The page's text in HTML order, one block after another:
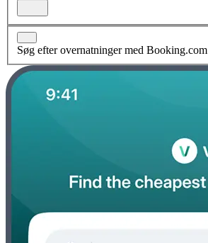
Søg efter overnatninger med Booking.com